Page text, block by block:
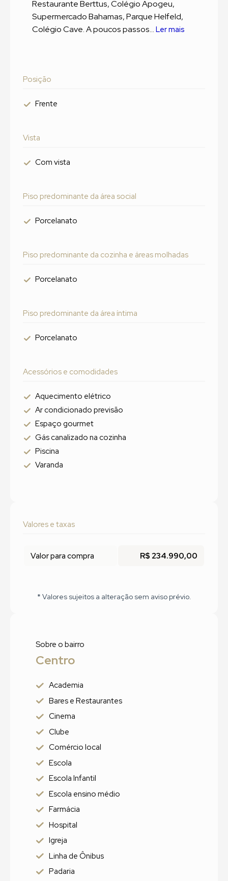
Restaurante Berttus, Colégio Apogeu,
Supermercado Bahamas, Parque Helfeld,
Colégio Cave. A poucos passos... Ler mais
Posição
Frente
Vista
Com vista
Piso predominante da área social
Porcelanato
Piso predominante da cozinha e áreas molhadas
Porcelanato
Piso predominante da área íntima
Porcelanato
Acessórios e comodidades
Aquecimento elétrico
Ar condicionado previsão
Espaço gourmet
Gás canalizado na cozinha
Piscina
Varanda
Valores e taxas
Valor para compra R$ 234.990,00
* Valores sujeitos a alteração sem aviso prévio.
Sobre o bairro
Centro
Academia
Bares e Restaurantes
Cinema
Clube
Comércio local
Escola
Escola Infantil
Escola ensino médio
Farmácia
Hospital
Igreja
Linha de Ônibus
Padaria